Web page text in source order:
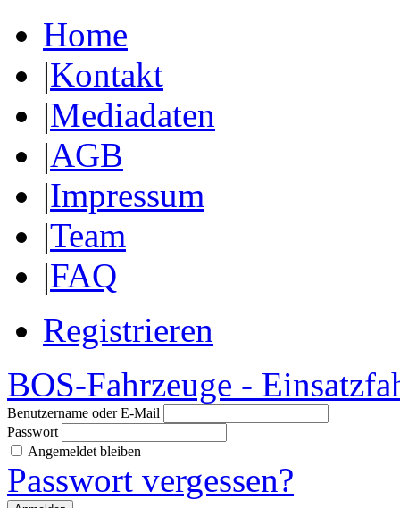
Home
|Kontakt
|Mediadaten
|AGB
|Impressum
|Team
|FAQ
Registrieren
BOS-Fahrzeuge -
Benutzername oder E-Mail
Passwort
Angemeldet bleiben
Passwort vergessen?